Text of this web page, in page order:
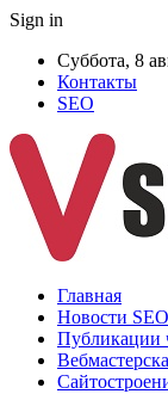
Sign in
Суббота, 8
Контакты
SEO
Главная
Новости SEO
Публикации